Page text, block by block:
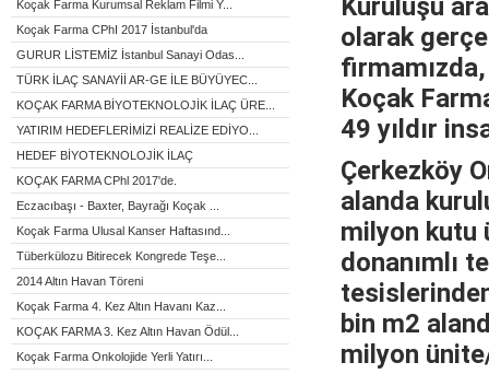
Koçak Farma Kurumsal Reklam Filmi Y...
Koçak Farma CPhI 2017 İstanbul'da
GURUR LİSTEMİZ İstanbul Sanayi Odas...
TÜRK İLAÇ SANAYİİ AR-GE İLE BÜYÜYEC...
KOÇAK FARMA BİYOTEKNOLOJİK İLAÇ ÜRE...
YATIRIM HEDEFLERİMİZİ REALİZE EDİYO...
HEDEF BİYOTEKNOLOJİK İLAÇ
KOÇAK FARMA CPhl 2017'de.
Eczacıbaşı - Baxter, Bayrağı Koçak ...
Koçak Farma Ulusal Kanser Haftasınd...
Tüberkülozu Bitirecek Kongrede Teşe...
2014 Altın Havan Töreni
Koçak Farma 4. Kez Altın Havanı Kaz...
KOÇAK FARMA 3. Kez Altın Havan Ödül...
Koçak Farma Onkolojide Yerli Yatırı...
Kuruluşu
olarak
Koçak
49 yıldır
Çerkezköy
alanda
milyon kutu
donanımlı
bin m2
milyon